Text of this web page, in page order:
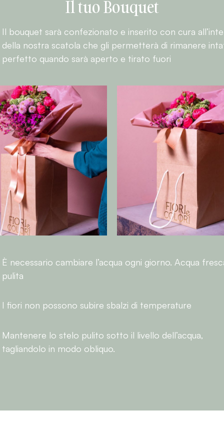
Il tuo Bouquet
Il bouquet sarà confezionato e inserito con cura
della nostra scatola che gli permetterà di rimanere
perfetto quando sarà aperto e tirato fuori
È necessario cambiare l’acqua ogni giorno. Acqua
pulita
I fiori non possono subire sbalzi di temperature
Mantenere lo stelo pulito sotto il livello dell’acqua,
tagliandolo in modo obliquo.